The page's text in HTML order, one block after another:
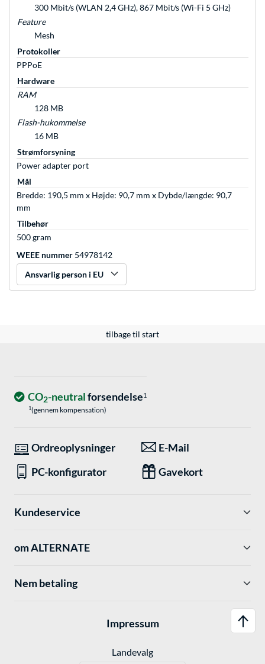
300 Mbit/s (WLAN 2,4 GHz), 867 Mbit/s (Wi-Fi 5 GHz)
Feature
Mesh
Protokoller
PPPoE
Hardware
RAM
128 MB
Flash-hukommelse
16 MB
Strømforsyning
Power adapter port
Mål
Bredde: 190,5 mm x Højde: 90,7 mm x Dybde/længde: 90,7
mm
Tilbehør
500 gram
WEEE nummer 54978142
Ansvarlig person i EU
tilbage til start
CO2-neutralforsendelse1
1(gennem kompensation)
Ordreoplysninger
E-Mail
PC-konfigurator
Gavekort
Kundeservice
om ALTERNATE
Nem betaling
Impressum
Landevalg